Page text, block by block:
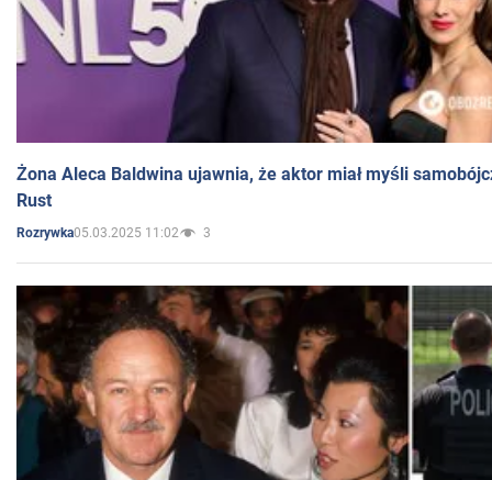
Żona Aleca Baldwina ujawnia, że aktor miał myśli
Rust
Rozrywka05.03.2025 11:02 3